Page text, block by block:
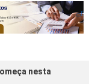
nesta